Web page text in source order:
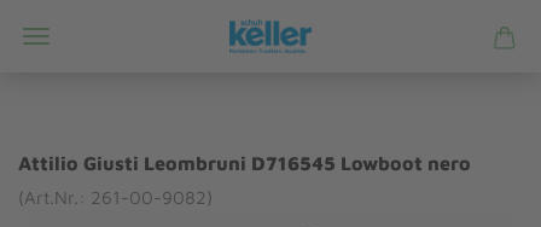
Attilio Giusti Leombruni D716545 Lowboot nero
(Art.Nr.: 261-00-9082)